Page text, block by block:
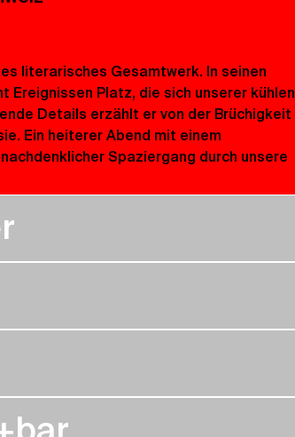
literarisches Gesamtwerk. In seinen
Ereignissen Platz, die sich unserer kühlen
Details erzählt er von der Brüchigkeit
Ein heiterer Abend mit einem
Spaziergang durch unsere